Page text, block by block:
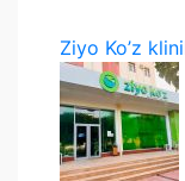
Ziyo Ko’z